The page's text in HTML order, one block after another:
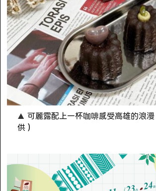
可麗露配上一杯咖啡感受高雄的浪
供）